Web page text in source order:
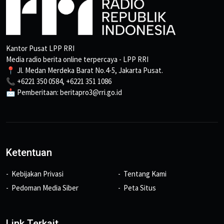
Kantor Pusat LPP RRI
Media radio berita online terpercaya - LPP RRI
📍 Jl. Medan Merdeka Barat No.4-5, Jakarta Pusat.
📞 +6221 350 0584, +6221 351 1086
📩 Pemberitaan: beritapro3@rri.go.id
Ketentuan
Kebijakan Privasi
Pedoman Media Siber
Tentang Kami
Peta Situs